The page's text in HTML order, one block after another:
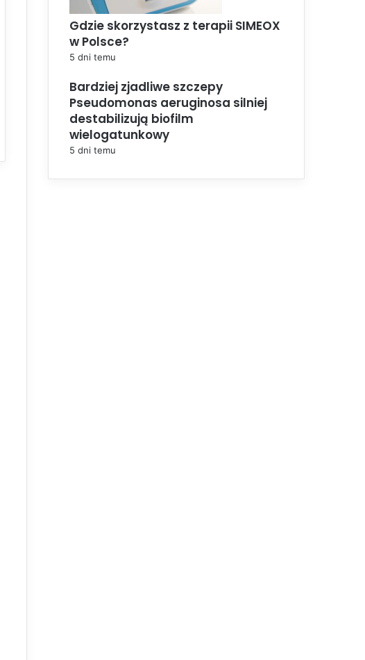
Gdzie skorzystasz z terapii SIMEOX
w Polsce?
5 dni temu
Bardziej zjadliwe szczepy
Pseudomonas aeruginosa silniej
destabilizują biofilm
wielogatunkowy
5 dni temu